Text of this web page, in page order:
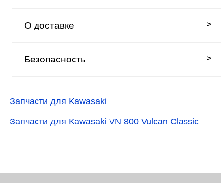
О доставке
Безопасность
Запчасти для Kawasaki
Запчасти для Kawasaki VN 800 Vulcan Classic